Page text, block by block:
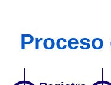
Proceso